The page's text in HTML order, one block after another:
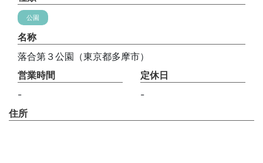
公園
名称
落合第３公園（東京都多摩市）
営業時間
-
定休日
-
住所